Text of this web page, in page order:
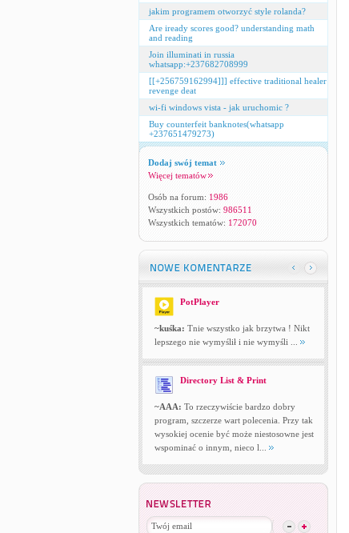
jakim programem otworzyć style rolanda?
Are iready scores good? understanding math
and reading
Join illuminati in russia
whatsapp:+237682708999
[[+256759162994]]] effective traditional healer
revenge deat
wi-fi windows vista - jak uruchomic ?
Buy counterfeit banknotes(whatsapp
+237651479273)
Dodaj swój temat
Więcej tematów
Osób na forum: 1986
Wszystkich postów: 986511
Wszystkich tematów: 172070
PotPlayer
~kuśka: Tnie wszystko jak brzytwa ! Nikt
lepszego nie wymyślił i nie wymyśli ...
Directory List & Print
~AAA: To rzeczywiście bardzo dobry
program, szczerze wart polecenia. Przy tak
wysokiej ocenie być może niestosowne jest
wspominać o innym, nieco l...